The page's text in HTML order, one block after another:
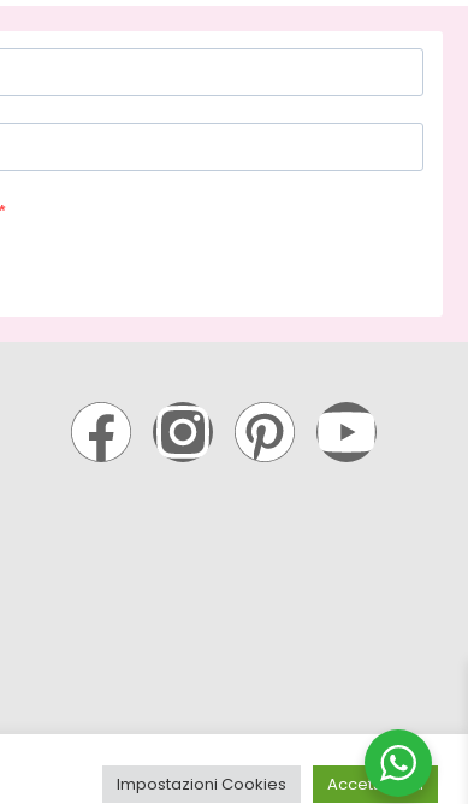
– R.E.A 432149 PD. info@lakke.it
Impostazioni Cookies Accetta Tutti